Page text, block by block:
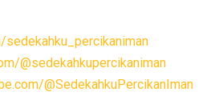
@sedekahkupercikaniman
@SedekahkuPercikanIman